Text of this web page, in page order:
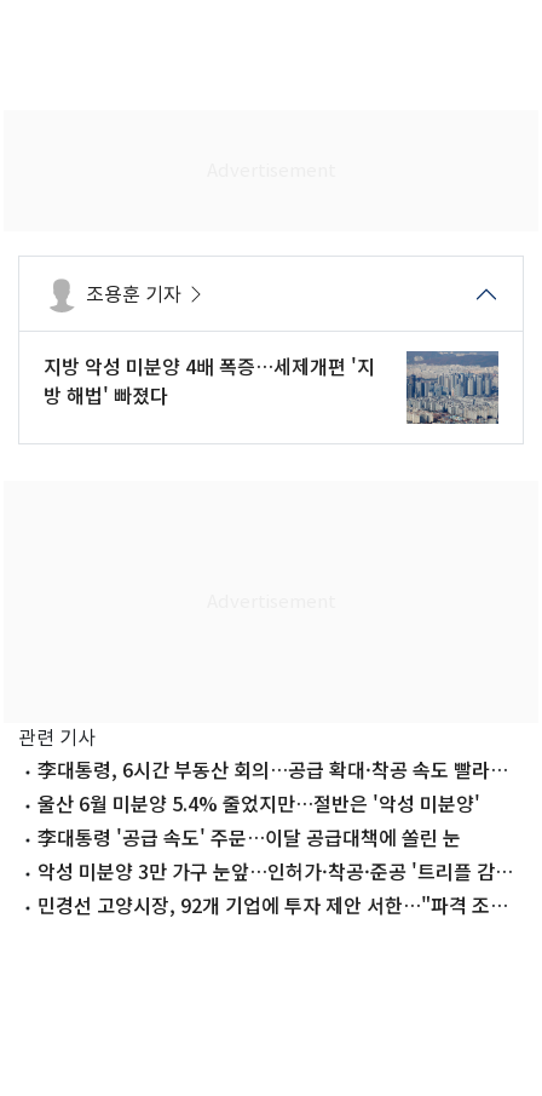
조용훈 기자
지방 악성 미분양 4배 폭증…세제개편 '지
방 해법' 빠졌다
관련 기사
李대통령, 6시간 부동산 회의…공급 확대·착공 속도 빨라진
다 울산 6월 미분양 5.4% 줄었지만…절반은 '악성 미분양'
李대통령 '공급 속도' 주문…이달 공급대책에 쏠린 눈
악성 미분양 3만 가구 눈앞…인허가·착공·준공 '트리플 감
소'민경선 고양시장, 92개 기업에 투자 제안 서한…"파격 조건